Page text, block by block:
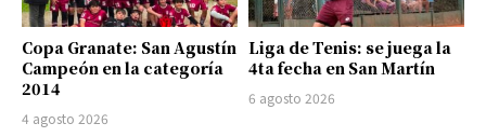
Copa Granate: San Agustín
Campeón en la categoría
2014
4 agosto 2026
Liga de Tenis: se juega la
4ta fecha en San Martín
6 agosto 2026